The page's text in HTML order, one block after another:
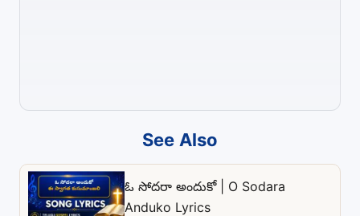
See Also
ఓ సోదరా అందుకో | O Sodara
Anduko Lyrics